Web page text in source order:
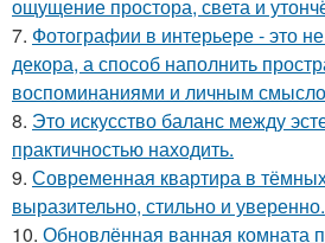
ощущение простора, света и
7. Фотографии в интерьере - это
декора, а способ наполнить
воспоминаниями и личным
8. Это искусство баланс между
практичностью находить.
9. Современная квартира в
выразительно, стильно и уверенно.
10. Обновлённая ванная комната